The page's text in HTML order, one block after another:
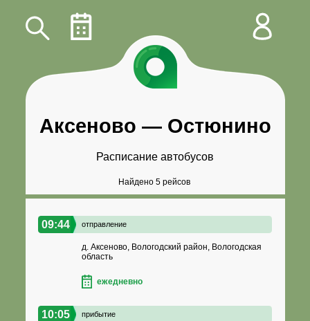
Аксеново — Остюнино
Расписание автобусов
Найдено 5 рейсов
09:44 отправление
д. Аксеново, Вологодский район, Вологодская
область
ежедневно
10:05 прибытие